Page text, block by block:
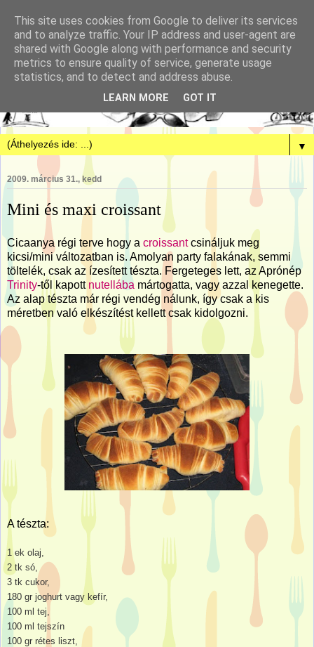
▼
2009. március 31., kedd
Mini és maxi croissant
Cicaanya régi terve hogy a croissantcsináljuk meg
kicsi/mini változatban is. Amolyan party falakának, semmi
töltelék, csak az ízesített tészta. Fergeteges lett, az Aprónép
Trinity-től kapott nutellába mártogatta, vagy azzal kenegette.
Az alap tészta már régi vendég nálunk, így csak a kis
méretben való elkészítést kellett csak kidolgozni.
A tészta:
1 ek olaj,
2 tk só,
3 tk cukor,
180 gr joghurt vagy kefír,
100 ml tej,
100 ml tejszín
100 gr rétes liszt,
This site uses cookies from Google to deliver its services
and to analyze traffic. Your IP address and user-agent are
shared with Google along with performance and security
metrics to ensure quality of service, generate usage
statistics, and to detect and address abuse.
LEARN MORE GOT IT